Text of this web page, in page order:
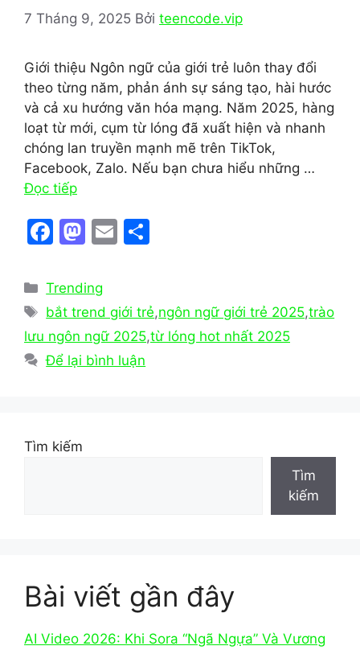
7 Tháng 9, 2025 Bởi teencode.vip
Giới thiệu Ngôn ngữ của giới trẻ luôn thay đổi
theo từng năm, phản ánh sự sáng tạo, hài hước
và cả xu hướng văn hóa mạng. Năm 2025, hàng
loạt từ mới, cụm từ lóng đã xuất hiện và nhanh
chóng lan truyền mạnh mẽ trên TikTok,
Facebook, Zalo. Nếu bạn chưa hiểu những …
Đọc tiếp
F
c
e
b
o
M
st
o
d
o
E
l
e
Danh
mục
Trending
Thẻ
bắt trend giới trẻ,ngôn ngữ giới trẻ 2025,trào
lưu ngôn ngữ 2025,từ lóng hot nhất 2025
Để lại bình luận
Tìm kiếm
Tìm
kiếm
Bài viết gần đây
AI Video 2026: Khi Sora “Ngã Ngựa” Và Vương